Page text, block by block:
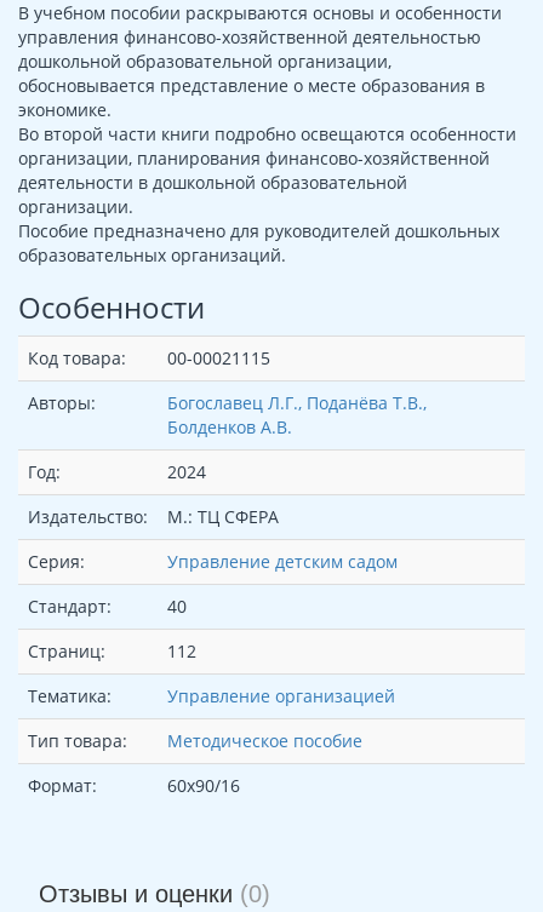
В учебном пособии раскрываются основы и особенности
управления финансово-хозяйственной деятельностью
дошкольной образовательной организации,
обосновывается представление о месте образования в
экономике.
Во второй части книги подробно освещаются особенности
организации, планирования финансово-хозяйственной
деятельности в дошкольной образовательной
организации.
Пособие предназначено для руководителей дошкольных
образовательных организаций.
Особенности
Код товара:
00-00021115
Авторы:
Богославец Л.Г., Поданёва Т.В.,
Болденков А.В.
Год:
2024
Издательство:
М.: ТЦ СФЕРА
Серия:
Управление детским садом
Стандарт:
40
Страниц:
112
Тематика:
Управление организацией
Тип товара:
Методическое пособие
Формат:
60x90/16
Отзывы и оценки (0)